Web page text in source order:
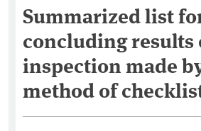
Summarized list
concluding results
inspection made
method of